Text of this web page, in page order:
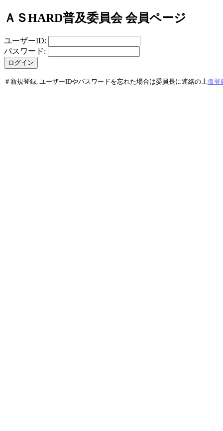
ＡＳHARD普及委員会 会員ページ
ユーザーID:
パスワード:
＃新規登録, ユーザーIDやパスワードを忘れた場合は委員長に連絡の上仮登